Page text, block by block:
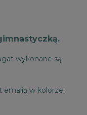
wykonane są
emalią w kolorze: